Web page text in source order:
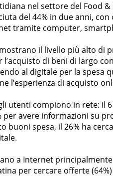
nel settore del Food
del 44% in due anni,
tramite computer,
il livello più alto di
di beni di largo
al digitale per la
l’esperienza di acquisto
utenti compiono in rete: il
avere informazioni su
buoni spesa, il 26% ha
a Internet
per cercare offerte